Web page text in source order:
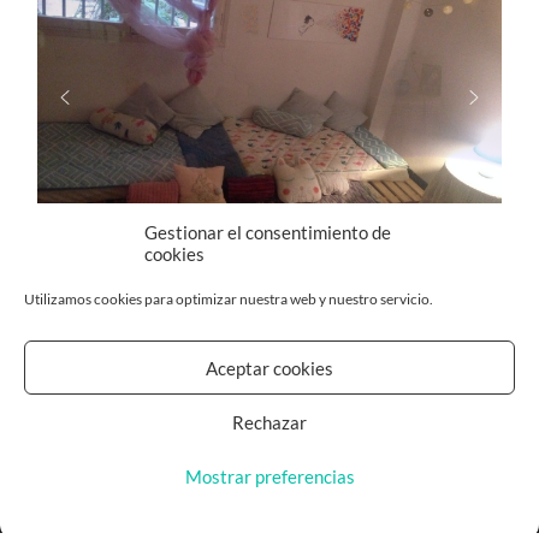
Gestionar el consentimiento de
cookies
Utilizamos cookies para optimizar nuestra web y nuestro servicio.
Aceptar cookies
Rechazar
Mostrar preferencias
UN LLOC AL BOSC —ARRIBA ↑